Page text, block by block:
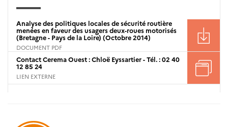
Analyse des politiques locales de sécurité routière
menées en faveur des usagers deux-roues motorisés
(Bretagne - Pays de la Loire) (Octobre 2014)
DOCUMENT PDF
Contact Cerema Ouest : Chloë Eyssartier - Tél. : 02 40
12 85 24
LIEN EXTERNE